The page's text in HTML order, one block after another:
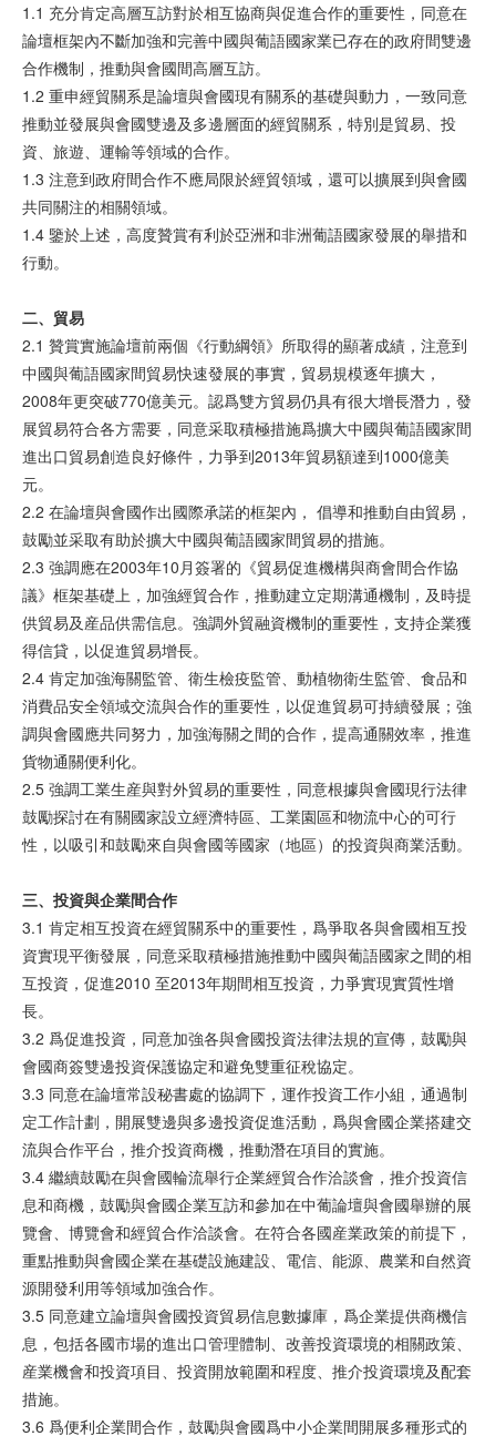
1.1 充分肯定高層互訪對於相互協商與促進合作的重要性，同意在
論壇框架內不斷加強和完善中國與葡語國家業已存在的政府間雙邊
合作機制，推動與會國間高層互訪。
1.2 重申經貿關系是論壇與會國現有關系的基礎與動力，一致同意
推動並發展與會國雙邊及多邊層面的經貿關系，特別是貿易、投
資、旅遊、運輸等領域的合作。
1.3 注意到政府間合作不應局限於經貿領域，還可以擴展到與會國
共同關注的相關領域。
1.4 鑒於上述，高度贊賞有利於亞洲和非洲葡語國家發展的舉措和
行動。
二、貿易
2.1 贊賞實施論壇前兩個《行動綱領》所取得的顯著成績，注意到
中國與葡語國家間貿易快速發展的事實，貿易規模逐年擴大，
2008年更突破770億美元。認爲雙方貿易仍具有很大增長潛力，發
展貿易符合各方需要，同意采取積極措施爲擴大中國與葡語國家間
進出口貿易創造良好條件，力爭到2013年貿易額達到1000億美
元。
2.2 在論壇與會國作出國際承諾的框架內， 倡導和推動自由貿易，
鼓勵並采取有助於擴大中國與葡語國家間貿易的措施。
2.3 強調應在2003年10月簽署的《貿易促進機構與商會間合作協
議》框架基礎上，加強經貿合作，推動建立定期溝通機制，及時提
供貿易及産品供需信息。強調外貿融資機制的重要性，支持企業獲
得信貸，以促進貿易增長。
2.4 肯定加強海關監管、衛生檢疫監管、動植物衛生監管、食品和
消費品安全領域交流與合作的重要性，以促進貿易可持續發展；強
調與會國應共同努力，加強海關之間的合作，提高通關效率，推進
貨物通關便利化。
2.5 強調工業生産與對外貿易的重要性，同意根據與會國現行法律
鼓勵探討在有關國家設立經濟特區、工業園區和物流中心的可行
性，以吸引和鼓勵來自與會國等國家（地區）的投資與商業活動。
三、投資與企業間合作
3.1 肯定相互投資在經貿關系中的重要性，爲爭取各與會國相互投
資實現平衡發展，同意采取積極措施推動中國與葡語國家之間的相
互投資，促進2010 至2013年期間相互投資，力爭實現實質性增
長。
3.2 爲促進投資，同意加強各與會國投資法律法規的宣傳，鼓勵與
會國商簽雙邊投資保護協定和避免雙重征稅協定。
3.3 同意在論壇常設秘書處的協調下，運作投資工作小組，通過制
定工作計劃，開展雙邊與多邊投資促進活動，爲與會國企業搭建交
流與合作平台，推介投資商機，推動潛在項目的實施。
3.4 繼續鼓勵在與會國輪流舉行企業經貿合作洽談會，推介投資信
息和商機，鼓勵與會國企業互訪和參加在中葡論壇與會國舉辦的展
覽會、博覽會和經貿合作洽談會。在符合各國産業政策的前提下，
重點推動與會國企業在基礎設施建設、電信、能源、農業和自然資
源開發利用等領域加強合作。
3.5 同意建立論壇與會國投資貿易信息數據庫，爲企業提供商機信
息，包括各國市場的進出口管理體制、改善投資環境的相關政策、
産業機會和投資項目、投資開放範圍和程度、推介投資環境及配套
措施。
3.6 爲便利企業間合作，鼓勵與會國爲中小企業間開展多種形式的